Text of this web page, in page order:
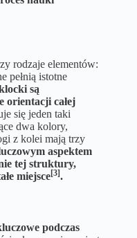
rodzaje elementów:
pełnią istotne
są
orientacji całej
się jeden taki
dwa kolory,
z kolei mają trzy
aspektem
tej struktury,
miejsce[3].
podczas